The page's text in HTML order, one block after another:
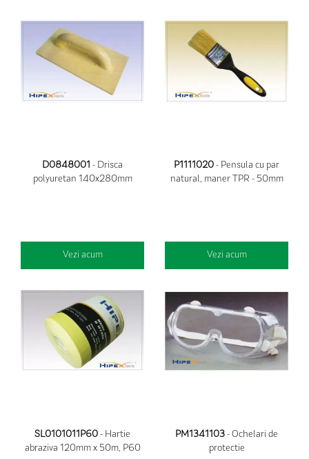
D0848001 - Drisca
polyuretan 140x280mm
Vezi acum
P1111020 - Pensula cu par
natural, maner TPR - 50mm
Vezi acum
SL0101011P60 - Hartie
abraziva 120mm x 50m, P60
PM1341103 - Ochelari de
protectie